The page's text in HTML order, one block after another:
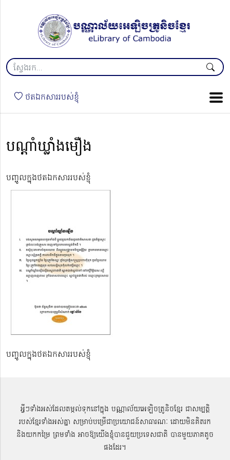
ថតឯកសាររបស់ខ្ញុំ
បណ្ដាំឃ្លាំងមឿង
បញ្ចូលក្នុងថតឯកសាររបស់ខ្ញុំ
បញ្ចូលក្នុងថតឯកសាររបស់ខ្ញុំ
អ្វីៗទាំងអស់ដែលតម្កល់ទុកនៅក្នុង បណ្ណាល័យអេឡិចត្រូនិចខ្មែរ ជាសម្បតិ្ត
របស់ខ្មែរទាំងអស់គ្នា សម្រាប់បម្រើជាប្រយោជន៍សាធារណៈ ដោយមិនគិតរក
និងយកកម្រៃ ព្រមទាំង អាចឱ្យយើងខ្ញុំបានជួយប្រទេសជាតិ បានមួយភាគតូច
ផងដែរ។